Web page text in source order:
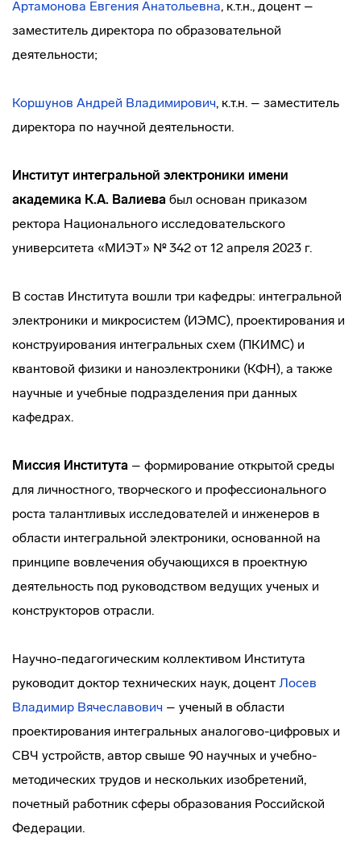
Артамонова Евгения Анатольевна, к.т.н., доцент –
заместитель директора по образовательной
деятельности;
Коршунов Андрей Владимирович, к.т.н. – заместитель
директора по научной деятельности.
Институт интегральной электроники имени
академика К.А. Валиева был основан приказом
ректора Национального исследовательского
университета «МИЭТ» № 342 от 12 апреля 2023 г.
В состав Института вошли три кафедры: интегральной
электроники и микросистем (ИЭМС), проектирования и
конструирования интегральных схем (ПКИМС) и
квантовой физики и наноэлектроники (КФН), а также
научные и учебные подразделения при данных
кафедрах.
Миссия Института – формирование открытой среды
для личностного, творческого и профессионального
роста талантливых исследователей и инженеров в
области интегральной электроники, основанной на
принципе вовлечения обучающихся в проектную
деятельность под руководством ведущих ученых и
конструкторов отрасли.
Научно-педагогическим коллективом Института
руководит доктор технических наук, доцент Лосев
Владимир Вячеславович – ученый в области
проектирования интегральных аналогово-цифровых и
СВЧ устройств, автор свыше 90 научных и учебно-
методических трудов и нескольких изобретений,
почетный работник сферы образования Российской
Федерации.